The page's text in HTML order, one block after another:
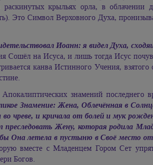
крыльях орла, в облачении
Это Символ Верховного Духа,
Иоанн: я видел Духа,
Сошёл на Исуса, и лишь тогда Исус
канва Истинного Учения,
знамений последнего
Знамение: Жена, Облечённая в
во чреве, и кричала от болей и мук
Жену, которая родила
Она летела в пустыню в Своё место
вместе с Младенцем Гором Сет
Богов.